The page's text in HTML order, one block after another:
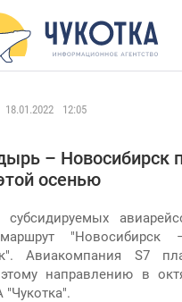
18.01.2022 12:05
– Новосибирск
осенью
Авиакомпания S7
направлению в